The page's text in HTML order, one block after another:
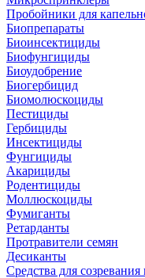
Пробойники для
Биопрепараты
Биоинсектициды
Биофунгициды
Биоудобрение
Биогербицид
Биомолюскоциды
Пестициды
Гербициды
Инсектициды
Фунгициды
Акарициды
Родентициды
Моллюскоциды
Фумиганты
Ретарданты
Протравители семян
Десиканты
Средства для созревания